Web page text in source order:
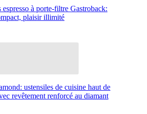
espresso à porte-filtre Gastroback:
plaisir illimité
ustensiles de cuisine haut de
revêtement renforcé au diamant